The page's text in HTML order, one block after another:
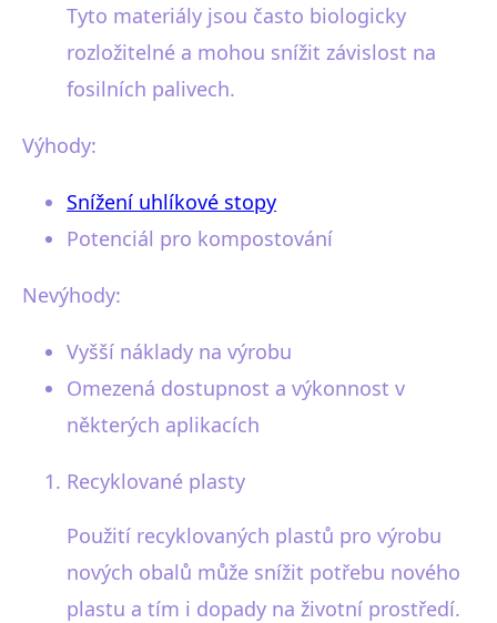
Tyto materiály jsou často biologicky
rozložitelné a mohou snížit závislost na
fosilních palivech.
Výhody:
Snížení uhlíkové stopy
Potenciál pro kompostování
Nevýhody:
Vyšší náklady na výrobu
Omezená dostupnost a výkonnost v
některých aplikacích
Recyklované plasty
Použití recyklovaných plastů pro výrobu
nových obalů může snížit potřebu nového
plastu a tím i dopady na životní prostředí.